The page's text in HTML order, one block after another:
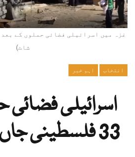
غزہ میں اسرائیلی فضائی حملوں کے
شاٹ)
انتخاب اہم خبر
اسرائیلی
33 فلسطینی جاں بحق